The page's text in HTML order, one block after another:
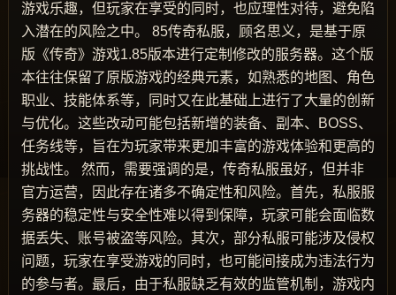
游戏乐趣，但玩家在享受的同时，也应理性对待，避免陷
入潜在的风险之中。 85传奇私服，顾名思义，是基于原
版《传奇》游戏1.85版本进行定制修改的服务器。这个版
本往往保留了原版游戏的经典元素，如熟悉的地图、角色
职业、技能体系等，同时又在此基础上进行了大量的创新
与优化。这些改动可能包括新增的装备、副本、BOSS、
任务线等，旨在为玩家带来更加丰富的游戏体验和更高的
挑战性。 然而，需要强调的是，传奇私服虽好，但并非
官方运营，因此存在诸多不确定性和风险。首先，私服服
务器的稳定性与安全性难以得到保障，玩家可能会面临数
据丢失、账号被盗等风险。其次，部分私服可能涉及侵权
问题，玩家在享受游戏的同时，也可能间接成为违法行为
的参与者。最后，由于私服缺乏有效的监管机制，游戏内